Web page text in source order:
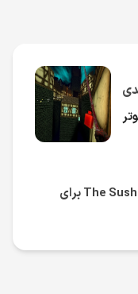
دانلود بازی The Sushi House برای